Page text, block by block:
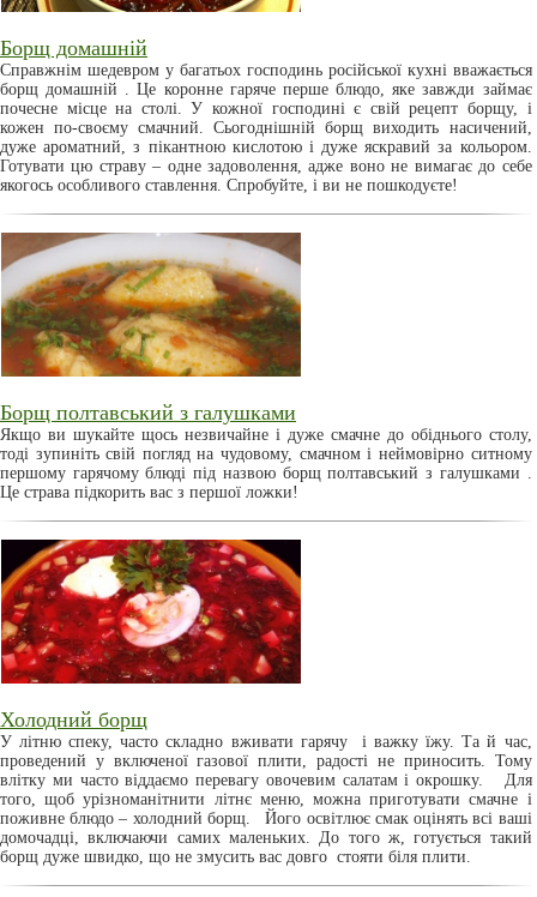
Борщ домашній
Справжнім шедевром у багатьох господинь російської кухні вважається
борщ домашній . Це коронне гаряче перше блюдо, яке завжди займає
почесне місце на столі. У кожної господині є свій рецепт борщу, і
кожен по-своєму смачний. Сьогоднішній борщ виходить насичений,
дуже ароматний, з пікантною кислотою і дуже яскравий за кольором.
Готувати цю страву – одне задоволення, адже воно не вимагає до себе
якогось особливого ставлення. Спробуйте, і ви не пошкодуєте!
Борщ полтавський з галушками
Якщо ви шукайте щось незвичайне і дуже смачне до обіднього столу,
тоді зупиніть свій погляд на чудовому, смачном і неймовірно ситному
першому гарячому блюді під назвою борщ полтавський з галушками .
Це страва підкорить вас з першої ложки!
Холодний борщ
У літню спеку, часто складно вживати гарячу і важку їжу. Та й час,
проведений у включеної газової плити, радості не приносить. Тому
влітку ми часто віддаємо перевагу овочевим салатам і окрошку. Для
того, щоб урізноманітнити літнє меню, можна приготувати смачне і
поживне блюдо – холодний борщ. Його освітлює смак оцінять всі ваші
домочадці, включаючи самих маленьких. До того ж, готується такий
борщ дуже швидко, що не змусить вас довго стояти біля плити.